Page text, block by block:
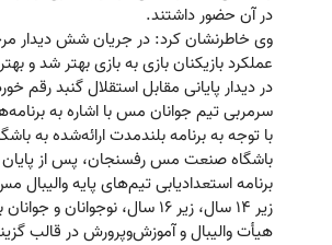
در آن حضور داشتند.
وی خاطرنشان کرد: در جریان شش دیدار
عملکرد بازیکنان بازی به بازی بهتر شد و
در دیدار پایانی مقابل استقلال گنبد رقم
سرمربی تیم جوانان مس با اشاره به
با توجه به برنامه بلندمدت ارائه‌شده به
باشگاه صنعت مس رفسنجان، پس از پایان
برنامه استعدادیابی تیم‌های پایه والیبال
زیر ۱۴ سال، زیر ۱۶ سال، نوجوانان و
هیأت والیبال و آموزش‌وپرورش در قالب